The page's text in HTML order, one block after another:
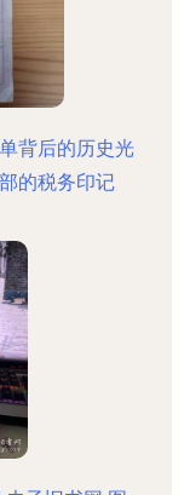
背后的历史光
的税务印记